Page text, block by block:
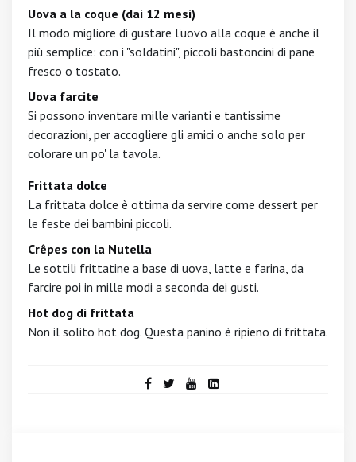
Uova a la coque (dai 12 mesi)
Il modo migliore di gustare l'uovo alla coque è anche il
più semplice: con i "soldatini", piccoli bastoncini di pane
fresco o tostato.
Uova farcite
Si possono inventare mille varianti e tantissime
decorazioni, per accogliere gli amici o anche solo per
colorare un po' la tavola.
Frittata dolce
La frittata dolce è ottima da servire come dessert per
le feste dei bambini piccoli.
Crêpes con la Nutella
Le sottili frittatine a base di uova, latte e farina, da
farcire poi in mille modi a seconda dei gusti.
Hot dog di frittata
Non il solito hot dog. Questa panino è ripieno di frittata.